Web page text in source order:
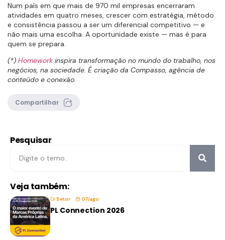
Num país em que mais de 970 mil empresas encerraram
atividades em quatro meses, crescer com estratégia, método
e consistência passou a ser um diferencial competitivo — e
não mais uma escolha. A oportunidade existe — mas é para
quem se prepara.
(*) Homework inspira transformação no mundo do trabalho, nos
negócios, na sociedade. É criação da Compasso, agência de
conteúdo e conexão.
Compartilhar
Pesquisar
Veja também:
Setor 07/ago
PL Connection 2026